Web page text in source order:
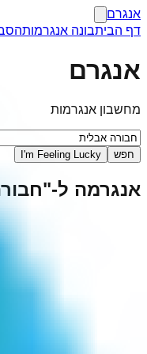
אנגרם
דף הביתבונה אנגרמות
אנגרם
מחשבון אנגרמות
חפש I'm Feeling Lucky
אנגרמה ל-"